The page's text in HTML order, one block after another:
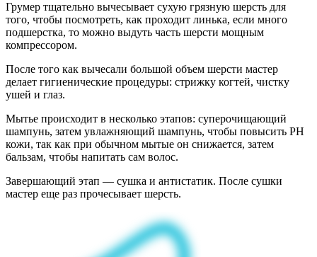
Грумер тщательно вычесывает сухую грязную шерсть для
того, чтобы посмотреть, как проходит линька, если много
подшерстка, то можно выдуть часть шерсти мощным
компрессором.
После того как вычесали большой объем шерсти мастер
делает гигиенические процедуры: стрижку когтей, чистку
ушей и глаз.
Мытье происходит в несколько этапов: суперочищающий
шампунь, затем увлажняющий шампунь, чтобы повысить PH
кожи, так как при обычном мытые он снижается, затем
бальзам, чтобы напитать сам волос.
Завершающий этап — сушка и антистатик. После сушки
мастер еще раз прочесывает шерсть.